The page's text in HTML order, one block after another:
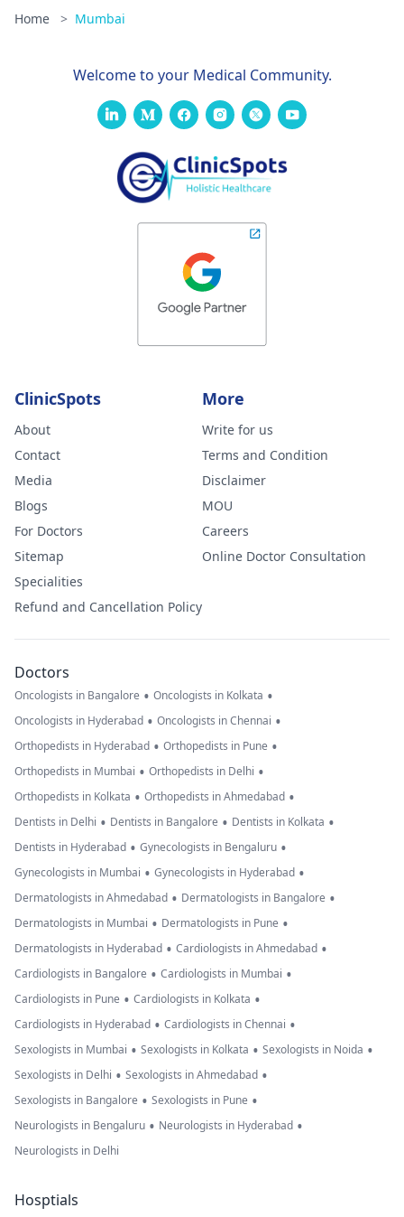
Home > Mumbai
Welcome to your Medical Community.
ClinicSpots
About
Contact
Media
Blogs
For Doctors
Sitemap
Specialities
Refund and Cancellation Policy
More
Write for us
Terms and Condition
Disclaimer
MOU
Careers
Online Doctor Consultation
Doctors
Oncologists in Bangalore • Oncologists in Kolkata •
Oncologists in Hyderabad • Oncologists in Chennai •
Orthopedists in Hyderabad • Orthopedists in Pune •
Orthopedists in Mumbai • Orthopedists in Delhi •
Orthopedists in Kolkata • Orthopedists in Ahmedabad •
Dentists in Delhi • Dentists in Bangalore • Dentists in Kolkata •
Dentists in Hyderabad • Gynecologists in Bengaluru •
Gynecologists in Mumbai • Gynecologists in Hyderabad •
Dermatologists in Ahmedabad • Dermatologists in Bangalore •
Dermatologists in Mumbai • Dermatologists in Pune •
Dermatologists in Hyderabad • Cardiologists in Ahmedabad •
Cardiologists in Bangalore • Cardiologists in Mumbai •
Cardiologists in Pune • Cardiologists in Kolkata •
Cardiologists in Hyderabad • Cardiologists in Chennai •
Sexologists in Mumbai • Sexologists in Kolkata • Sexologists in Noida •
Sexologists in Delhi • Sexologists in Ahmedabad •
Sexologists in Bangalore • Sexologists in Pune •
Neurologists in Bengaluru • Neurologists in Hyderabad •
Neurologists in Delhi
Hosptials